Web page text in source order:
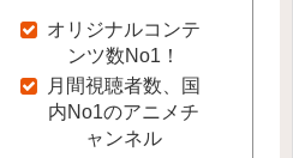
オリジナルコンテ
ンツ数No1！
月間視聴者数、国
内No1のアニメチ
ャンネル